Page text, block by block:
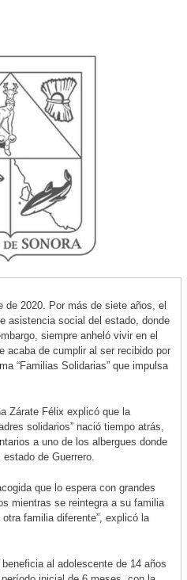
de 2020. Por más de siete años, el
asistencia social del estado, donde
siempre anheló vivir en el
acaba de cumplir al ser recibido por
“Familias Solidarias” que impulsa
Zárate Félix explicó que la
solidarios” nació tiempo atrás,
a uno de los albergues donde
de Guerrero.
que lo espera con grandes
mientras se reintegra a su familia
familia diferente”, explicó la
al adolescente de 14 años